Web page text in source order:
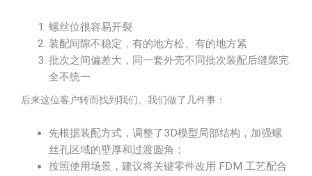
螺丝位很容易开裂
装配间隙不稳定，有的地方松、有的地方紧
批次之间偏差大，同一套外壳不同批次装配后缝隙完
全不统一
后来这位客户转而找到我们。我们做了几件事：
先根据装配方式，调整了3D模型局部结构，加强螺
丝孔区域的壁厚和过渡圆角；
按照使用场景，建议将关键零件改用 FDM 工艺配合